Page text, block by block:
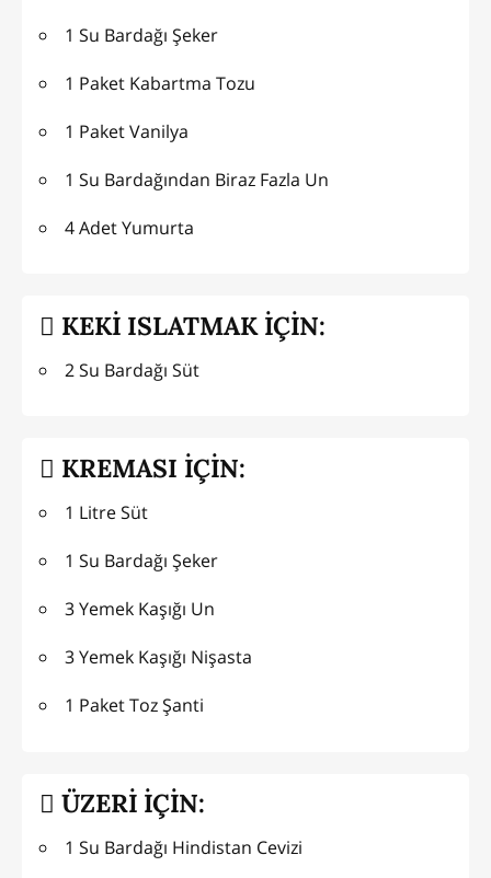
1 Su Bardağı Şeker
1 Paket Kabartma Tozu
1 Paket Vanilya
1 Su Bardağından Biraz Fazla Un
4 Adet Yumurta
KEKİ ISLATMAK İÇİN:
2 Su Bardağı Süt
KREMASI İÇİN:
1 Litre Süt
1 Su Bardağı Şeker
3 Yemek Kaşığı Un
3 Yemek Kaşığı Nişasta
1 Paket Toz Şanti
ÜZERİ İÇİN:
1 Su Bardağı Hindistan Cevizi